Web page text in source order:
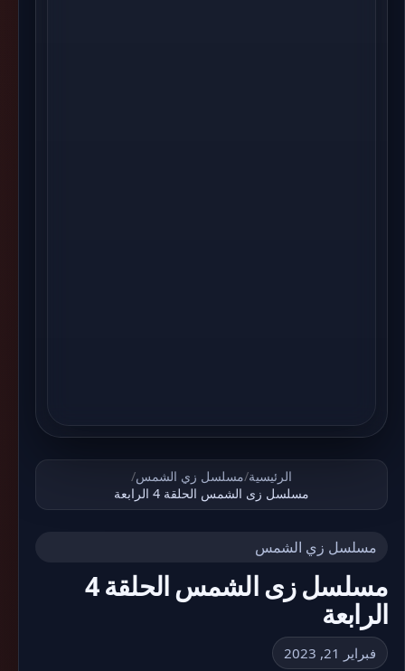
الرئيسية/مسلسل زي الشمس/
مسلسل زى الشمس الحلقة 4 الرابعة
مسلسل زي الشمس
مسلسل زى الشمس الحلقة 4
الرابعة
فبراير 21, 2023